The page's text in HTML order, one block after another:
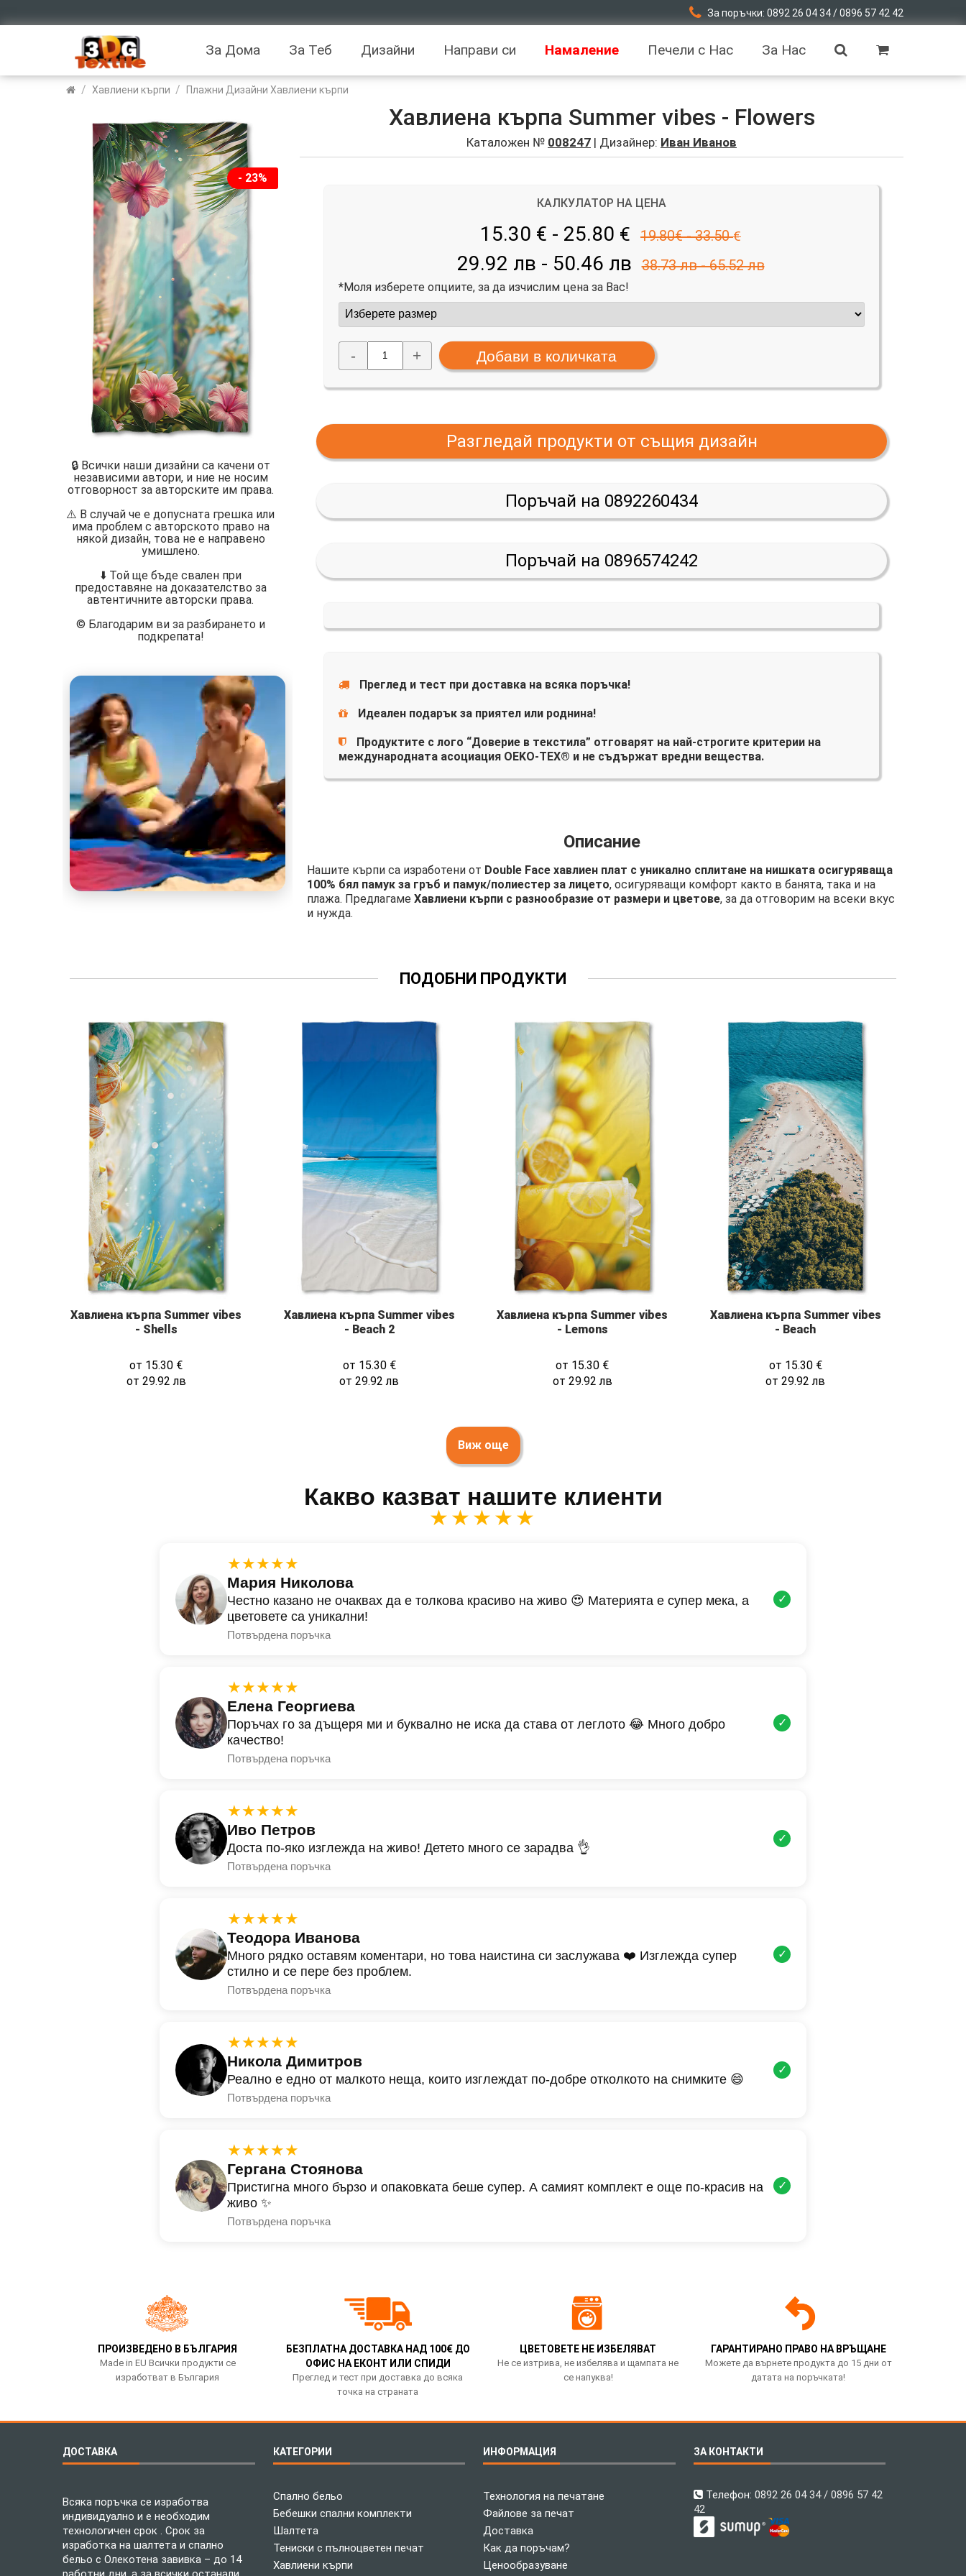
За поръчки: 0892 26 04 34 / 0896 57 42 42
За Дома За Теб Дизайни Направи си Намаление Печели с Нас За Нас
/ Хавлиени кърпи / Плажни Дизайни Хавлиени кърпи
- 23%
🔒 Всички наши дизайни са качени от
независими автори, и ние не носим
отговорност за авторските им права.
⚠️ В случай че е допусната грешка или
има проблем с авторското право на
някой дизайн, това не е направено
умишлено.
⬇️ Той ще бъде свален при
предоставяне на доказателство за
автентичните авторски права.
©️ Благодарим ви за разбирането и
подкрепата!
Хавлиена кърпа Summer vibes - Flowers
Каталожен № 008247 | Дизайнер: Иван Иванов
КАЛКУЛАТОР НА ЦЕНА
15.30 € - 25.80 € 19.80€ - 33.50 €
29.92 лв - 50.46 лв 38.73 лв - 65.52 лв
*Моля изберете опциите, за да изчислим цена за Вас!
- +
Разгледай продукти от същия дизайн
Поръчай на 0892260434
Поръчай на 0896574242
Преглед и тест при доставка на всяка поръчка!
Идеален подарък за приятел или роднина!
Продуктите с лого “Доверие в текстила” отговарят на най-строгите критерии на
международната асоциация OEKO-TEX® и не съдържат вредни вещества.
Описание
Нашите кърпи са изработени от Double Face хавлиен плат с уникално сплитане на нишката осигуряваща
100% бял памук за гръб и памук/полиестер за лицето, осигуряващи комфорт както в банята, така и на
плажа. Предлагаме Хавлиени кърпи с разнообразие от размери и цветове, за да отговорим на всеки вкус
и нужда.
ПОДОБНИ ПРОДУКТИ
Хавлиена кърпа Summer vibes
- Shells
от 15.30 €
от 29.92лв
Хавлиена кърпа Summer vibes
- Beach 2
от 15.30 €
от29.92лв
Хавлиена кърпа Summer vibes
- Lemons
от 15.30 €
от 29.92лв
Хавлиена кърпа Summer vibes
- Beach
от 15.30 €
от29.92лв
Виж още
Какво казват нашите клиенти
★★★★★
★★★★★
Мария Николова
Честно казано не очаквах да е толкова красиво на живо 😍 Материята е супер мека, а
цветовете са уникални!
Потвърдена поръчка
✓
★★★★★
Елена Георгиева
Поръчах го за дъщеря ми и буквално не иска да става от леглото 😂 Много добро
качество!
Потвърдена поръчка
✓
★★★★★
Иво Петров
Доста по-яко изглежда на живо! Детето много се зарадва 👌
Потвърдена поръчка
✓
★★★★★
Теодора Иванова
Много рядко оставям коментари, но това наистина си заслужава ❤️ Изглежда супер
стилно и се пере без проблем.
Потвърдена поръчка
✓
★★★★★
Никола Димитров
Реално е едно от малкото неща, които изглеждат по-добре отколкото на снимките 😄
Потвърдена поръчка
✓
★★★★★
Гергана Стоянова
Пристигна много бързо и опаковката беше супер. А самият комплект е още по-красив на
живо ✨
Потвърдена поръчка
✓
ПРОИЗВЕДЕНО В БЪЛГАРИЯ
Made in EU Всички продукти се
изработват в България
БЕЗПЛАТНА ДОСТАВКА НАД 100€ ДО
ОФИС НА ЕКОНТ ИЛИ СПИДИ
Преглед и тест при доставка до всяка
точка на страната
ЦВЕТОВЕТЕ НЕ ИЗБЕЛЯВАТ
Не се изтрива, не избелява и щампата не
се напуква!
ГАРАНТИРАНО ПРАВО НА ВРЪЩАНЕ
Можете да върнете продукта до 15 дни от
датата на поръчката!
ДОСТАВКА
Всяка поръчка се изработва
индивидуално и е необходим
технологичен срок . Срок за
изработка на шалтета и спално
бельо с Олекотена завивка – до 14
КАТЕГОРИИ
Спално бельо
Бебешки спални комплекти
Шалтета
Тениски с пълноцветен печат
Хавлиени кърпи
ИНФОРМАЦИЯ
Технология на печатане
Файлове за печат
Доставка
Как да поръчам?
Ценообразуване
ЗА КОНТАКТИ
Телефон: 0892 26 04 34 / 0896 57 42
42